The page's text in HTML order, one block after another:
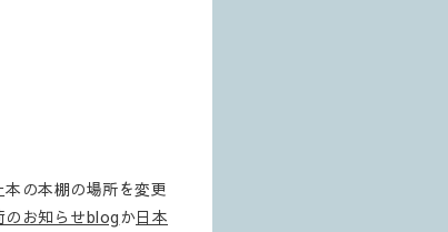
の本棚の場所を変更
のお知らせblogか日本